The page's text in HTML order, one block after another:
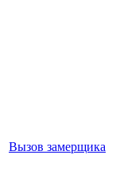
Вызов замерщика